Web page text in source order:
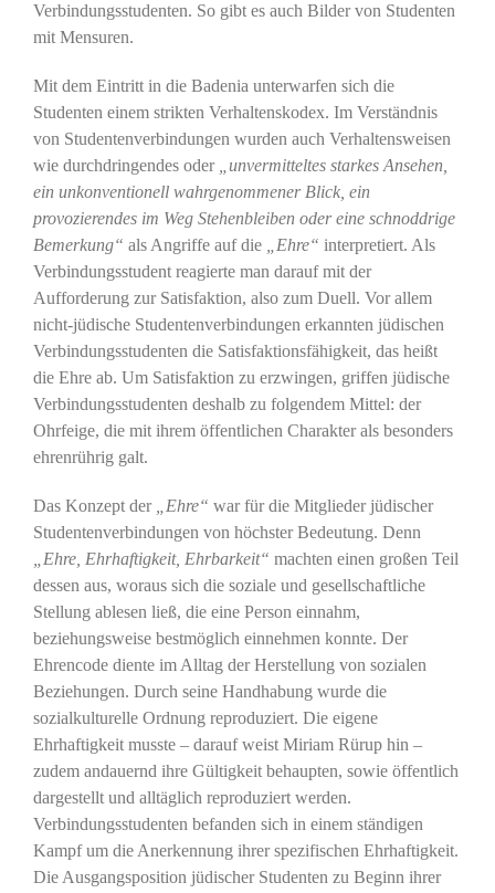
Verbindungsstudenten. So gibt es auch Bilder von Studenten
mit Mensuren.
Mit dem Eintritt in die Badenia unterwarfen sich die
Studenten einem strikten Verhaltenskodex. Im Verständnis
von Studentenverbindungen wurden auch Verhaltensweisen
wie durchdringendes oder „unvermitteltes starkes Ansehen,
ein unkonventionell wahrgenommener Blick, ein
provozierendes im Weg Stehenbleiben oder eine schnoddrige
Bemerkung“ als Angriffe auf die „Ehre“ interpretiert. Als
Verbindungsstudent reagierte man darauf mit der
Aufforderung zur Satisfaktion, also zum Duell. Vor allem
nicht-jüdische Studentenverbindungen erkannten jüdischen
Verbindungsstudenten die Satisfaktionsfähigkeit, das heißt
die Ehre ab. Um Satisfaktion zu erzwingen, griffen jüdische
Verbindungsstudenten deshalb zu folgendem Mittel: der
Ohrfeige, die mit ihrem öffentlichen Charakter als besonders
ehrenrührig galt.
Das Konzept der „Ehre“ war für die Mitglieder jüdischer
Studentenverbindungen von höchster Bedeutung. Denn
„Ehre, Ehrhaftigkeit, Ehrbarkeit“ machten einen großen Teil
dessen aus, woraus sich die soziale und gesellschaftliche
Stellung ablesen ließ, die eine Person einnahm,
beziehungsweise bestmöglich einnehmen konnte. Der
Ehrencode diente im Alltag der Herstellung von sozialen
Beziehungen. Durch seine Handhabung wurde die
sozialkulturelle Ordnung reproduziert. Die eigene
Ehrhaftigkeit musste – darauf weist Miriam Rürup hin –
zudem andauernd ihre Gültigkeit behaupten, sowie öffentlich
dargestellt und alltäglich reproduziert werden.
Verbindungsstudenten befanden sich in einem ständigen
Kampf um die Anerkennung ihrer spezifischen Ehrhaftigkeit.
Die Ausgangsposition jüdischer Studenten zu Beginn ihrer